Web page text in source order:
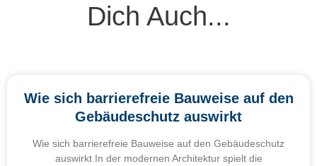
Dich Auch...
Wie sich barrierefreie Bauweise auf den
Gebäudeschutz auswirkt
Wie sich barrierefreie Bauweise auf den Gebäudeschutz
auswirkt In der modernen Architektur spielt die